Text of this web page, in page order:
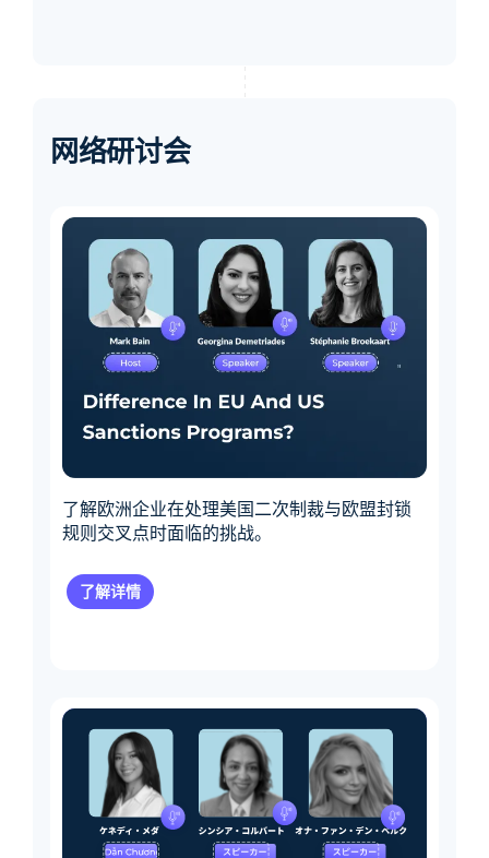
网络研讨会
了解欧洲企业在处理美国二次制裁与欧盟封锁
规则交叉点时面临的挑战。
了解详情